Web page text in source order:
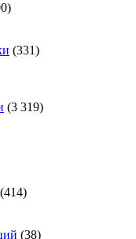
(331)
(3 319)
(414)
(38)